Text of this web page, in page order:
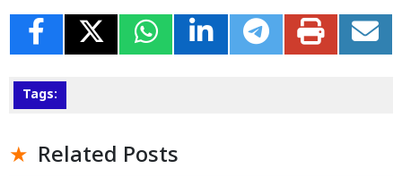
Tags:
Related Posts